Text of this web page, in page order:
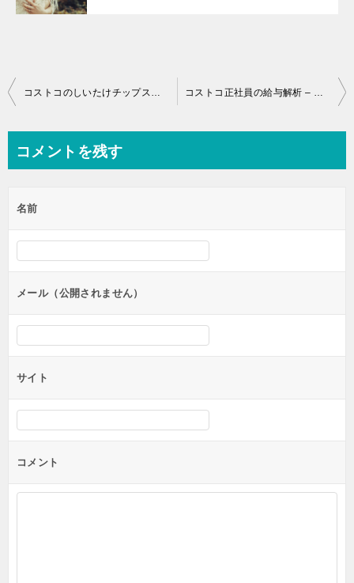
投
ビ
ー
シ
ン
コストコのしいたけチップス料理アレンジレシピ集！食べ過ぎ注意 コストコ正社員の給与解析 – 知りたい手取り、年収、ボーナスの全貌
コメントを残す
名前
メール（公開されません）
サイト
コメント